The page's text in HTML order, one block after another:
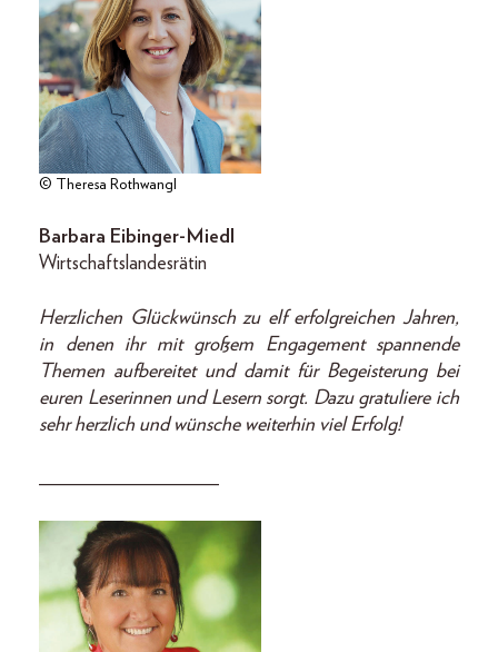
© Theresa Rothwangl
Barbara Eibinger-Miedl
Wirtschaftslandesrätin
Herzlichen Glückwünsch zu elf erfolgreichen Jahren,
in denen ihr mit großem Engagement spannende
Themen aufbereitet und damit für Begeisterung bei
euren Leserinnen und Lesern sorgt. Dazu gratuliere ich
sehr herzlich und wünsche weiterhin viel Erfolg!
__________________